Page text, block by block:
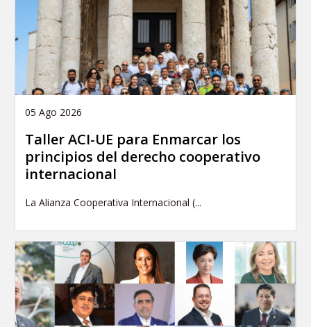
05 Ago 2026
Taller ACI-UE para Enmarcar los
principios del derecho cooperativo
internacional
La Alianza Cooperativa Internacional (...